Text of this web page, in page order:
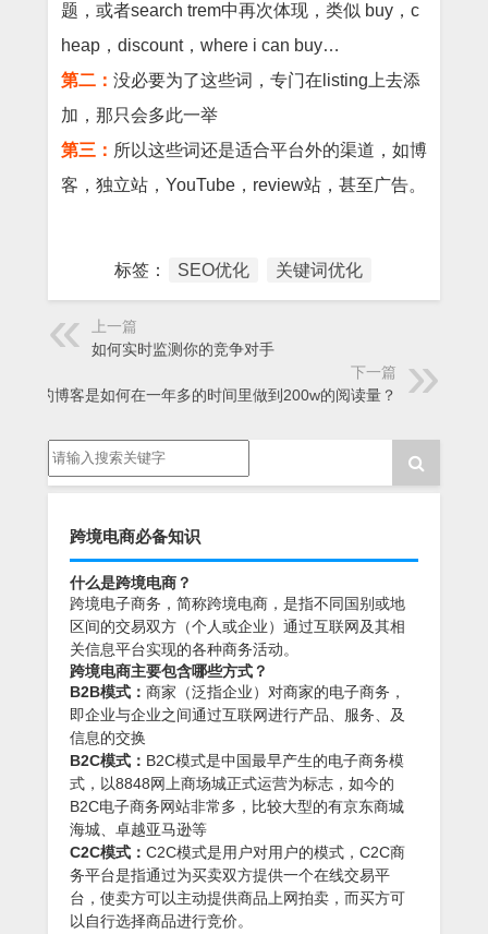
题，或者search trem中再次体现，类似 buy，c
heap，discount，where i can buy…
第二： 没必要为了这些词，专门在listing上去添
加，那只会多此一举
第三： 所以这些词还是适合平台外的渠道，如博
客，独立站，YouTube，review站，甚至广告。
标签： SEO优化 关键词优化
上一篇
如何实时监测你的竞争对手
下一篇
我的博客是如何在一年多的时间里做到200w的阅读量？
跨境电商必备知识
什么是跨境电商？
跨境电子商务，简称跨境电商，是指不同国别或地
区间的交易双方（个人或企业）通过互联网及其相
关信息平台实现的各种商务活动。
跨境电商主要包含哪些方式？
B2B模式： 商家（泛指企业）对商家的电子商务，
即企业与企业之间通过互联网进行产品、服务、及
信息的交换
B2C模式： B2C模式是中国最早产生的电子商务模
式，以8848网上商场城正式运营为标志，如今的
B2C电子商务网站非常多，比较大型的有京东商城
海城、卓越亚马逊等
C2C模式： C2C模式是用户对用户的模式，C2C商
务平台是指通过为买卖双方提供一个在线交易平
台，使卖方可以主动提供商品上网拍卖，而买方可
以自行选择商品进行竞价。